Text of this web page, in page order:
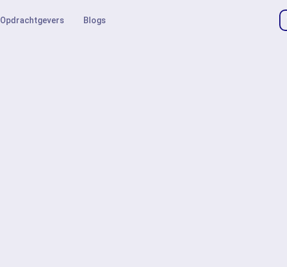
Opdrachtgevers Blogs